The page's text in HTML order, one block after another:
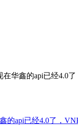
华鑫的api已经4.0
的api已经4.0了，